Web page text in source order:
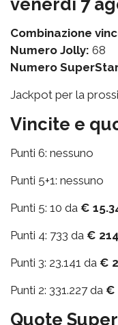
venerdì 7
Combinazione
Numero Jolly: 68
Numero
Jackpot per la
Vincite e
Punti 6: nessuno
Punti 5+1: nessuno
Punti 5: 10 da €
Punti 4: 733 da €
Punti 3: 23.141 da €
Punti 2: 331.227 da €
Quote